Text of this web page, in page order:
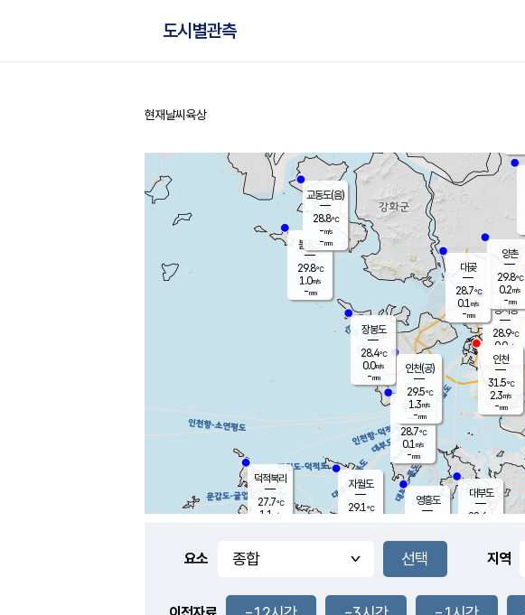
도시별관측
홈
현재날씨 육상
풍도
1.0m/s
무의도
28.7℃
0.1 m/s
-mm
영흥도
볼음도
29.8℃
1.0m/s
-mm
자월도
29.1℃
장봉도
28.4℃
0.0m/s
-mm
대부도
28.6
경서동
28.9℃
0.0m/s
-mm
대곶
28.7℃
0.1 m/s
-mm
양촌
29.8℃
0.2m/s
-mm
덕적북리
27.7℃
1.1 m/s
인천(공)
29.5℃
1.3m/s
-mm
교동도(음)
28.8℃
-m/s
-mm
인천
31.5℃
2.3m/s
-mm
요소 지역